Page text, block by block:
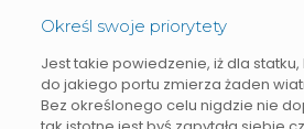
Określ swoje priorytety
Jest takie powiedzenie, iż dla statku,
do jakiego portu zmierza żaden
Bez określonego celu nigdzie nie